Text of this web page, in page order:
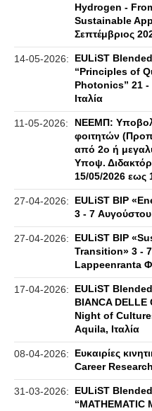
Hydrogen -
Sustainable
Σεπτέμβριος
14-05-2026:
EULiST
“Principles of
Photonics” 21 -
Ιταλία
11-05-2026:
ΝΕΕΜΠ:
φοιτητών
από 2ο ή
Υποψ.
15/05/2026 εως
27-04-2026:
EULiST BIP
3 - 7
27-04-2026:
EULiST BIP
Transition» 3 -
Lappeenranta
17-04-2026:
EULiST
BIANCA
Night of
Aquila, Ιταλία
08-04-2026:
Eυκαιρίες
Career
31-03-2026:
EULiST
“MATHEMATIC